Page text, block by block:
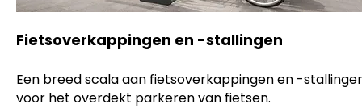
Fietsoverkappingen en -stallingen
Een breed scala aan fietsoverkappingen en -
voor het overdekt parkeren van fietsen.